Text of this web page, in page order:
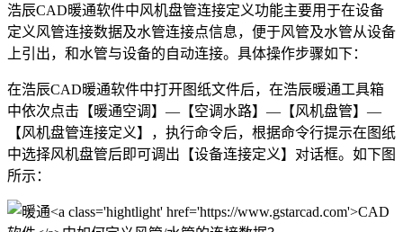
浩辰CAD暖通软件中风机盘管连接定义功能主要用于在设备
定义风管连接数据及水管连接点信息，便于风管及水管从设备
上引出，和水管与设备的自动连接。具体操作步骤如下：
在浩辰CAD暖通软件中打开图纸文件后，在浩辰暖通工具箱
中依次点击【暖通空调】—【空调水路】—【风机盘管】—
【风机盘管连接定义】，执行命令后，根据命令行提示在图纸
中选择风机盘管后即可调出【设备连接定义】对话框。如下图
所示：